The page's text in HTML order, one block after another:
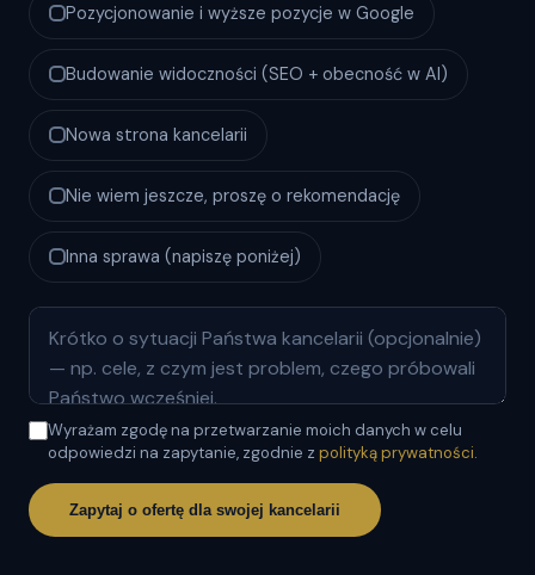
Pozycjonowanie i wyższe pozycje w Google
Budowanie widoczności (SEO + obecność w AI)
Nowa strona kancelarii
Nie wiem jeszcze, proszę o rekomendację
Inna sprawa (napiszę poniżej)
Wyrażam zgodę na przetwarzanie moich danych w celu
odpowiedzi na zapytanie, zgodnie z polityką prywatności.
Zapytaj o ofertę dla swojej kancelarii